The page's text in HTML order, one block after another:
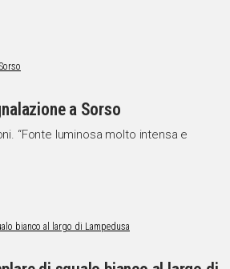
a Sorso
“Fonte luminosa molto intensa e